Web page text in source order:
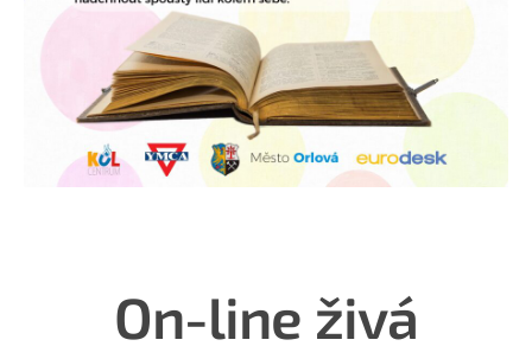
On-line živá